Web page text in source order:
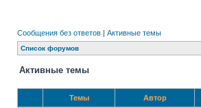
Сообщения без ответов | Активные темы
Список форумов
Активные темы
Темы Автор